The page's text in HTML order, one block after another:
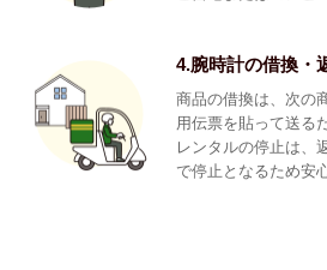
4.腕時計の借換・
商品の借換は、次の
用伝票を貼って送る
レンタルの停止は、
で停止となるため安